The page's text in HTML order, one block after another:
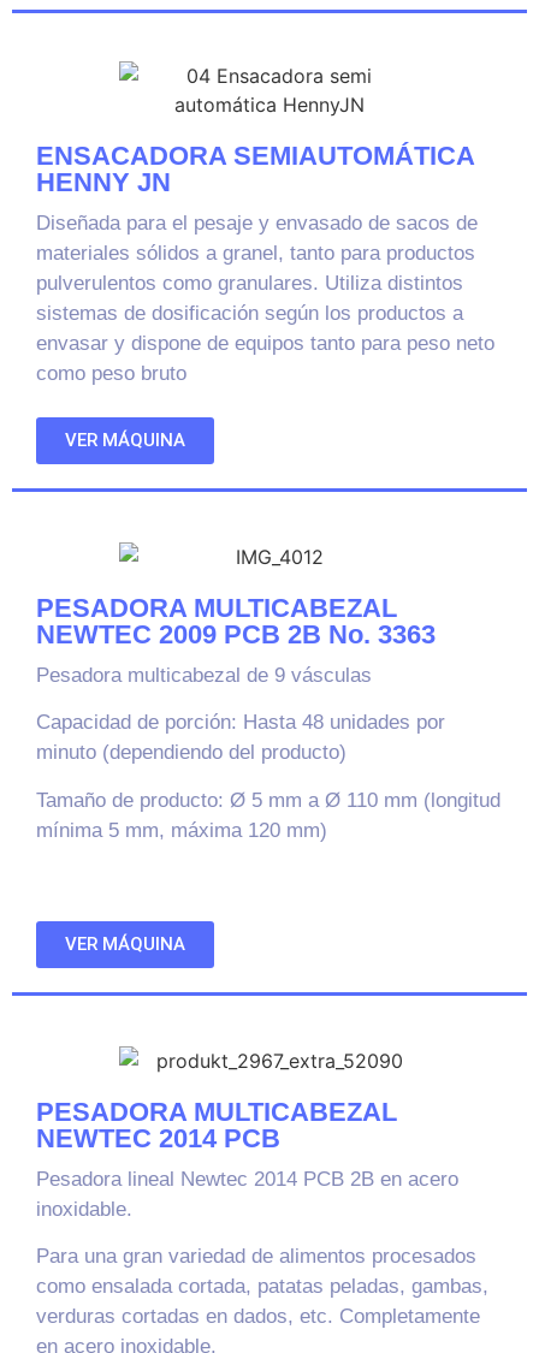
ENSACADORA SEMIAUTOMÁTICA
HENNY JN
Diseñada para el pesaje y envasado de sacos de
materiales sólidos a granel, tanto para productos
pulverulentos como granulares. Utiliza distintos
sistemas de dosificación según los productos a
envasar y dispone de equipos tanto para peso neto
como peso bruto
VER MÁQUINA
PESADORA MULTICABEZAL
NEWTEC 2009 PCB 2B No. 3363
Pesadora multicabezal de 9 vásculas
Capacidad de porción: Hasta 48 unidades por
minuto (dependiendo del producto)
Tamaño de producto: Ø 5 mm a Ø 110 mm (longitud
mínima 5 mm, máxima 120 mm)
VER MÁQUINA
PESADORA MULTICABEZAL
NEWTEC 2014 PCB
Pesadora lineal Newtec 2014 PCB 2B en acero
inoxidable.
Para una gran variedad de alimentos procesados
como ensalada cortada, patatas peladas, gambas,
verduras cortadas en dados, etc. Completamente
en acero inoxidable.